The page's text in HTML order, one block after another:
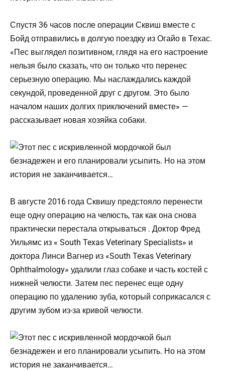
Спустя 36 часов после операции Сквиш вместе с
Бойд отправились в долгую поездку из Огайо в Техас.
«Пес выглядел позитивном, глядя на его настроение
нельзя было сказать, что он только что перенес
серьезную операцию. Мы наслаждались каждой
секундой, проведенной друг с другом. Это было
началом наших долгих приключений вместе» —
рассказывает новая хозяйка собаки.
В августе 2016 года Сквишу предстояло перенести
еще одну операцию на челюсть, так как она снова
практически перестала открываться . Доктор Фред
Уильямс из « South Texas Veterinary Specialists» и
доктора Линси Вагнер из «South Texas Veterinary
Ophthalmology» удалили глаз собаке и часть костей с
нижней челюсти. Затем пес перенес еще одну
операцию по удалению зуба, который соприкасался с
другим зубом из-за кривой челюсти.